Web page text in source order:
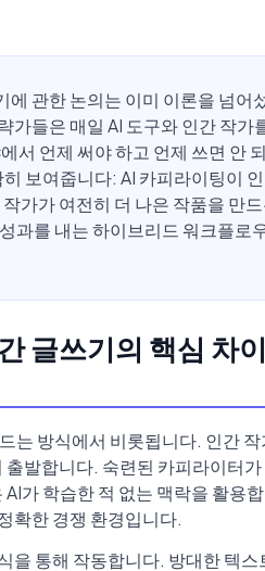
에 관한 논의는 이미 이론을 넘어
가들은 매일 AI 도구와 인간 작가
서 언제 써야 하고 언제 쓰면 안
보여줍니다: AI 카피라이팅이
가가 여전히 더 나은 작품을 만
과를 내는 하이브리드 워크플로
글쓰기의 핵심 차
는 방식에서 비롯됩니다. 인간
출발합니다. 숙련된 카피라이터
가 학습한 적 없는 맥락을 활용
확한 경쟁 환경입니다.
을 통해 작동합니다. 방대한 텍